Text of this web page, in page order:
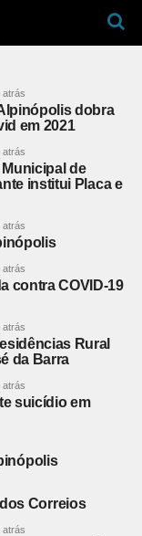
atrás
dobra
em 2021
atrás
de
institui Placa e
atrás
atrás
contra COVID-19
atrás
Rural
da Barra
atrás
suicídio em
Correios
atrás